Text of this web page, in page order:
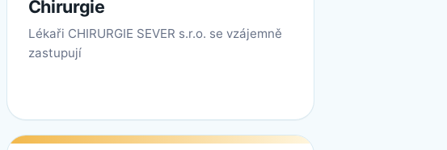
Chirurgie
Lékaři CHIRURGIE SEVER s.r.o. se vzájemně
zastupují